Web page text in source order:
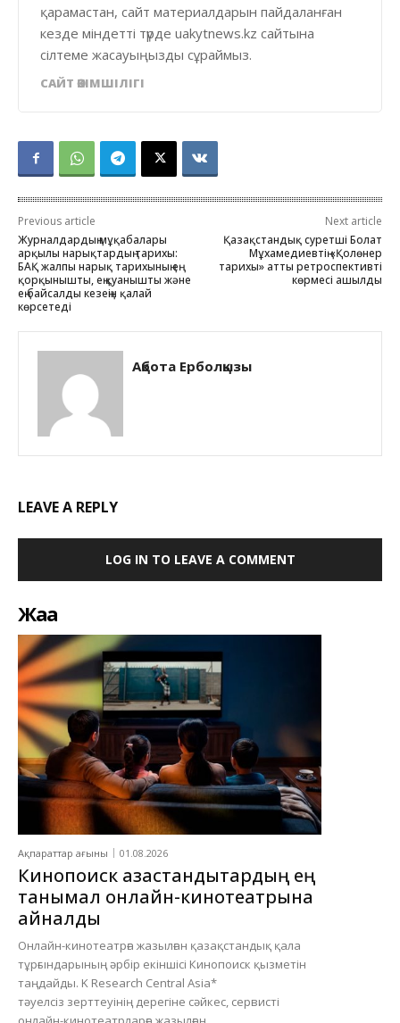
қарамастан, сайт материалдарын пайдаланған
кезде міндетті түрде uakytnews.kz сайтына
сілтеме жасауыңызды сұраймыз.
САЙТ ӘКІМШІЛІГІ
Previous article
Журналдардың мұқабалары
арқылы нарықтардың тарихы:
БАҚ жалпы нарық тарихының ең
қорқынышты, ең қуанышты және
ең байсалды кезеңін қалай
көрсетеді
Next article
Қазақстандық суретші Болат
Мұхамедиевтің «Қолөнер
тарихы» атты ретроспективті
көрмесі ашылды
Ақбота Ерболқызы
LEAVE A REPLY
LOG IN TO LEAVE A COMMENT
Жаңа
Ақпараттар ағыны 01.08.2026
Кинопоиск қазақстандықтардың ең
танымал онлайн-кинотеатрына
айналды
Онлайн-кинотеатрға жазылған қазақстандық қала
тұрғындарының әрбір екіншісі Кинопоиск қызметін
таңдайды. K Research Central Asia*
тәуелсіз зерттеуінің дерегіне сәйкес, сервисті